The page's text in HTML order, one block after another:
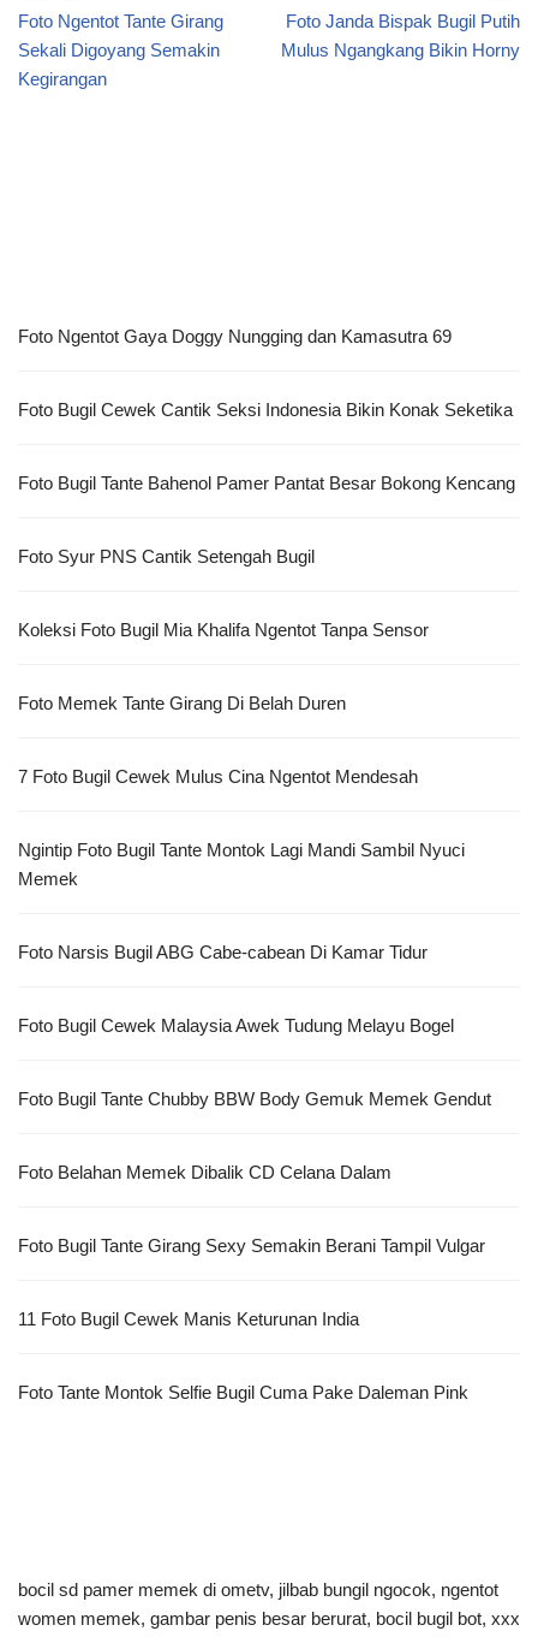
Foto Ngentot Tante Girang
Sekali Digoyang Semakin
Kegirangan
Foto Janda Bispak Bugil Putih
Mulus Ngangkang Bikin Horny
Foto Ngentot Gaya Doggy Nungging dan Kamasutra 69
Foto Bugil Cewek Cantik Seksi Indonesia Bikin Konak Seketika
Foto Bugil Tante Bahenol Pamer Pantat Besar Bokong Kencang
Foto Syur PNS Cantik Setengah Bugil
Koleksi Foto Bugil Mia Khalifa Ngentot Tanpa Sensor
Foto Memek Tante Girang Di Belah Duren
7 Foto Bugil Cewek Mulus Cina Ngentot Mendesah
Ngintip Foto Bugil Tante Montok Lagi Mandi Sambil Nyuci
Memek
Foto Narsis Bugil ABG Cabe-cabean Di Kamar Tidur
Foto Bugil Cewek Malaysia Awek Tudung Melayu Bogel
Foto Bugil Tante Chubby BBW Body Gemuk Memek Gendut
Foto Belahan Memek Dibalik CD Celana Dalam
Foto Bugil Tante Girang Sexy Semakin Berani Tampil Vulgar
11 Foto Bugil Cewek Manis Keturunan India
Foto Tante Montok Selfie Bugil Cuma Pake Daleman Pink
bocil sd pamer memek di ometv, jilbab bungil ngocok, ngentot
women memek, gambar penis besar berurat, bocil bugil bot, xxx